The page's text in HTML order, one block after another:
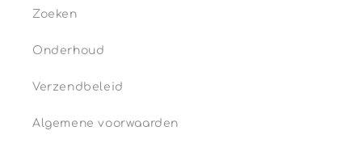
Zoeken
Onderhoud
Verzendbeleid
Algemene voorwaarden